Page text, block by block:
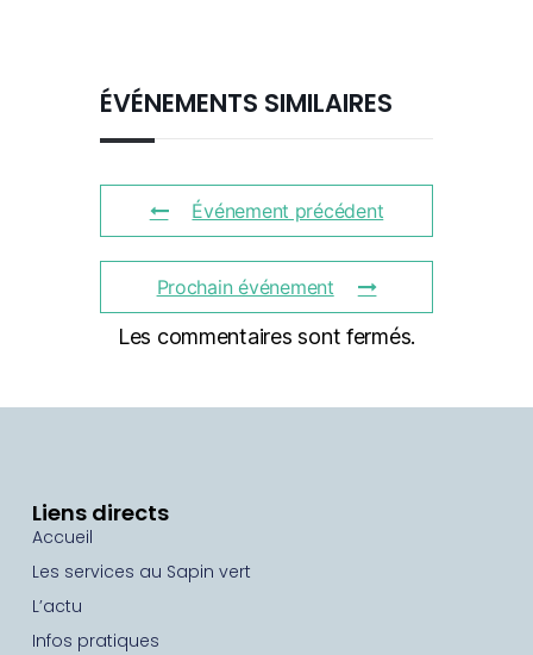
ÉVÉNEMENTS SIMILAIRES
Événement précédent
Prochain événement
Les commentaires sont fermés.
Liens directs
Accueil
Les services au Sapin vert
L’actu
Infos pratiques